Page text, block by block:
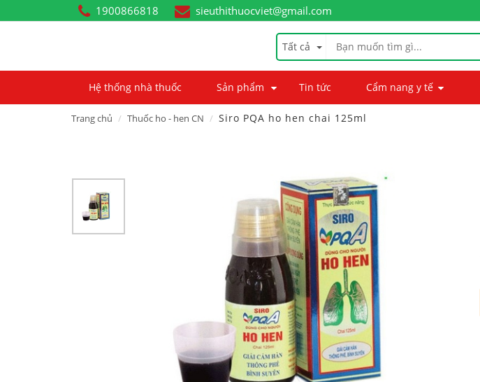
1900866818 sieuthithuocviet@gmail.com
Tất cả
Hệ thống nhà thuốc Sản phẩm Tin tức Cẩm nang y tế
Trang chủ Thuốc ho - hen CN Siro PQA ho hen chai 125ml